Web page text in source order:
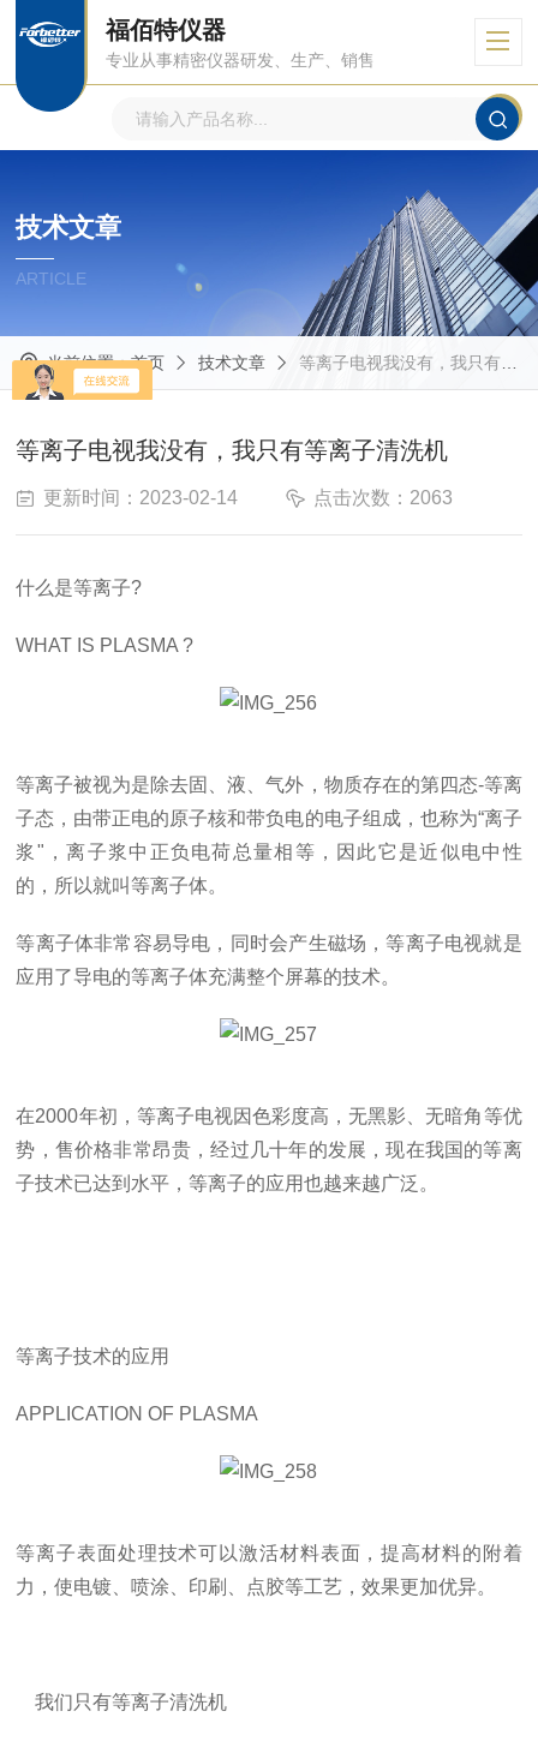
福佰特仪器
专业从事精密仪器研发、生产、销售
技术文章
ARTICLE
当前位置：首页 技术文章 等离子电视我没有，我只有等离子清洗机
等离子电视我没有，我只有等离子清洗机
更新时间：2023-02-14 点击次数：2063
什么是等离子?
WHAT IS PLASMA ?
等离子被视为是除去固、液、气外，物质存在的第四态-等离
子态，由带正电的原子核和带负电的电子组成，也称为“离子
浆"，离子浆中正负电荷总量相等，因此它是近似电中性
的，所以就叫等离子体。
等离子体非常容易导电，同时会产生磁场，等离子电视就是
应用了导电的等离子体充满整个屏幕的技术。
在2000年初，等离子电视因色彩度高，无黑影、无暗角等优
势，售价格非常昂贵，经过几十年的发展，现在我国的等离
子技术已达到水平，等离子的应用也越来越广泛。
等离子技术的应用
APPLICATION OF PLASMA
等离子表面处理技术可以激活材料表面，提高材料的附着
力，使电镀、喷涂、印刷、点胶等工艺，效果更加优异。
我们只有等离子清洗机